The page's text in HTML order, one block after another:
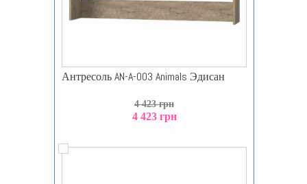
Антресоль AN-A-003 Animals Эдисан
4 423 грн
4 423 грн